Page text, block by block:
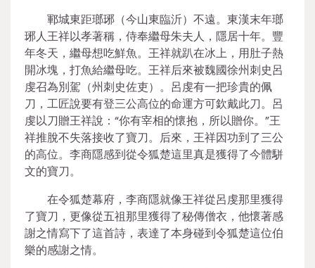
鄆城東距瑯琊（今山東臨沂）不遠。東漢末年瑯
琊人王祥以孝著稱，侍奉繼母朱夫人，隱居十年。豐
年冬天，繼母想吃鮮魚。王祥就趴在冰上，用肚子熱
開冰塊，打魚給繼母吃。王祥后來被魏國徐州刺史呂
虔召為別駕（州刺史佐吏）。呂虔有一把珍貴的佩
刀，工匠說要有登三公高位的命運方可欽戴此刀。呂
虔以刀贈王祥說：“你有宰相的懷抱，所以贈你。”王
祥推脫不失落接收了寶刀。后來，王祥因功到了三公
的高位。李商隱感到從令狐楚這里真是獲得了今體駢
文的寶刀。
在令狐楚幕府，李商隱就像王祥從呂虔那里獲得
了寶刀，更像從五祖那里獲得了秘傳僧衣，他懷著感
謝之情寫下了這首詩，表達了本身碰到令狐楚這位伯
樂的感謝之情。